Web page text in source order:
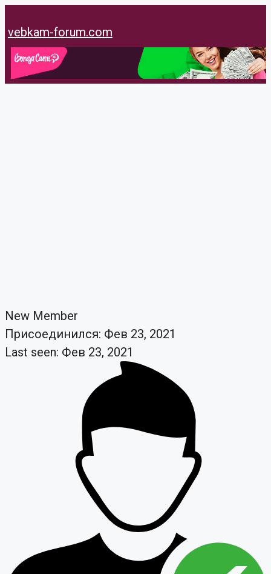
к
содержимому
vebkam-forum.com
New Member
Присоединился: Фев 23, 2021
Last seen: Фев 23, 2021